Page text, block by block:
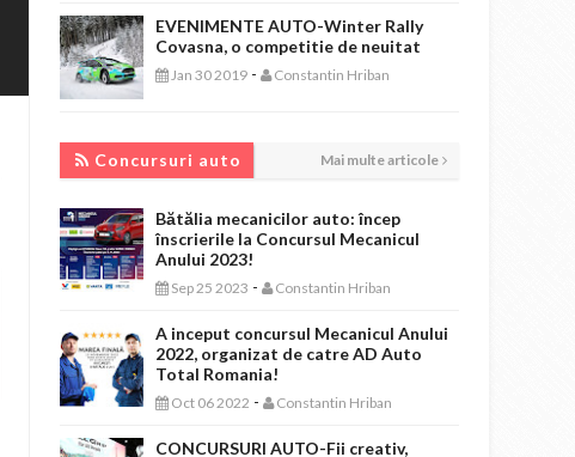
EVENIMENTE AUTO-Winter Rally
Covasna, o competitie de neuitat
Jan 30 2019 - Constantin Hriban
Concursuri auto Mai multe articole
Bătălia mecanicilor auto: încep
înscrierile la Concursul Mecanicul
Anului 2023!
Sep 25 2023 - Constantin Hriban
A inceput concursul Mecanicul Anului
2022, organizat de catre AD Auto
Total Romania!
Oct 06 2022 - Constantin Hriban
CONCURSURI AUTO-Fii creativ,